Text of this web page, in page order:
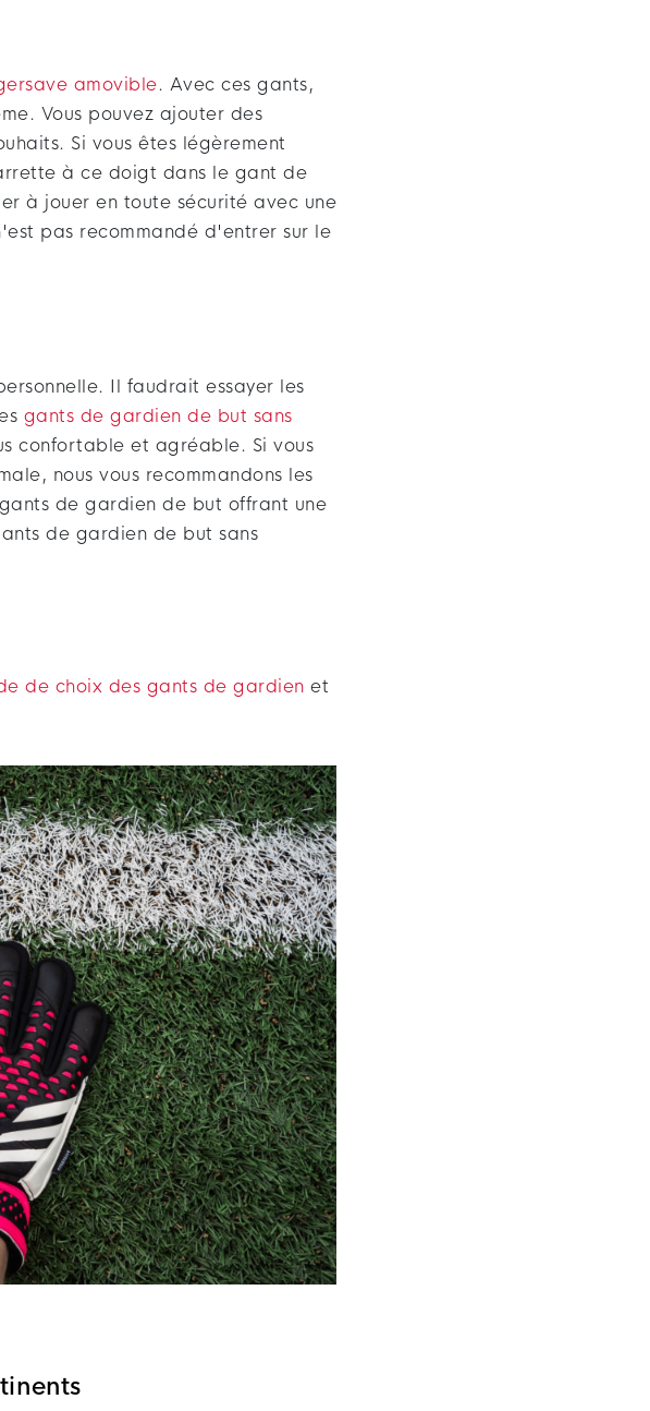
amovible. Avec ces gants,
Vous pouvez ajouter des
Si vous êtes légèrement
à ce doigt dans le gant de
à jouer en toute sécurité avec une
pas recommandé d'entrer sur le
Il faudrait essayer les
gants de gardien de but sans
confortable et agréable. Si vous
nous vous recommandons les
de gardien de but offrant une
de gardien de but sans
de choix des gants de gardien et